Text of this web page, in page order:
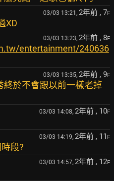
03/03 13:21, 2年前 , 7F
XD
03/03 13:23, 2年前 , 8F
entertainment/240636
03/03 13:35, 2年前 , 9F
終於不會跟以前一樣老掉
03/03 14:08, 2年前 , 10F
03/03 14:19, 2年前 , 11 F
段?
03/03 14:57, 2年前 , 12F